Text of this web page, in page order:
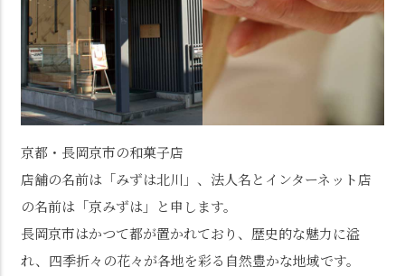
京都・長岡京市の和菓子店
店舗の名前は「みずは北川」、法人名とインターネット店
の名前は「京みずは」と申します。
長岡京市はかつて都が置かれており、歴史的な魅力に溢
れ、四季折々の花々が各地を彩る自然豊かな地域です。